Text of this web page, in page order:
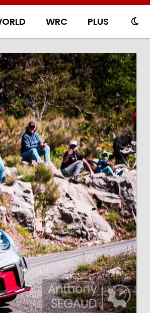
WRC PLUS